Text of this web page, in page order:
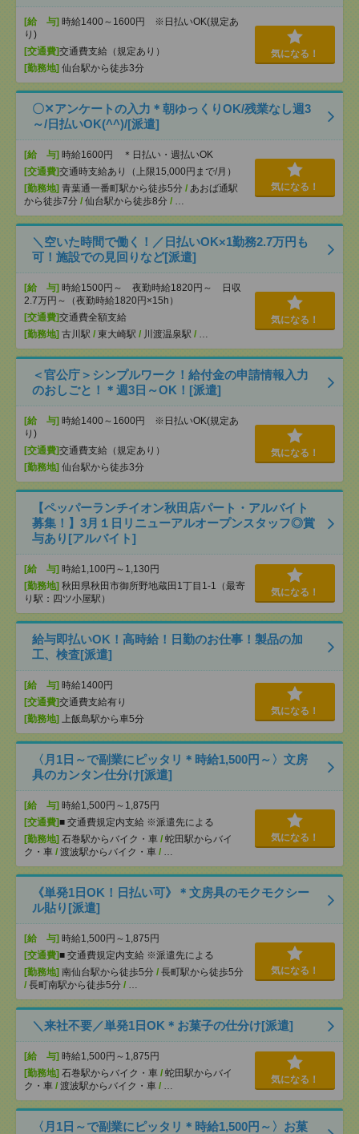
[給 与] 時給1400～1600円 ※日払いOK(規定あ
り)
[交通費]交通費支給（規定あり）
[勤務地] 仙台駅から徒歩3分
気になる！
〇✕アンケートの入力＊朝ゆっくりOK/残業なし週3
～/日払いOK(^^)/[派遣]
[給 与] 時給1600円 ＊日払い・週払いOK
[交通費]交通時支給あり（上限15,000円まで/月）
[勤務地] 青葉通一番町駅から徒歩5分 / あおば通駅
から徒歩7分 / 仙台駅から徒歩8分 / …
気になる！
＼空いた時間で働く！／日払いOK×1勤務2.7万円も
可！施設での見回りなど[派遣]
[給 与] 時給1500円～ 夜勤時給1820円～ 日収
2.7万円～（夜勤時給1820円×15h）
[交通費]交通費全額支給
[勤務地] 古川駅 / 東大崎駅 / 川渡温泉駅 / …
気になる！
＜官公庁＞シンプルワーク！給付金の申請情報入力
のおしごと！＊週3日～OK！[派遣]
[給 与] 時給1400～1600円 ※日払いOK(規定あ
り)
[交通費]交通費支給（規定あり）
[勤務地] 仙台駅から徒歩3分
気になる！
【ペッパーランチイオン秋田店パート・アルバイト
募集！】3月１日リニューアルオープンスタッフ◎賞
与あり[アルバイト]
[給 与] 時給1,100円～1,130円
[勤務地] 秋田県秋田市御所野地蔵田1丁目1-1（最寄
り駅：四ツ小屋駅）
気になる！
給与即払いOK！高時給！日勤のお仕事！製品の加
工、検査[派遣]
[給 与] 時給1400円
[交通費]交通費支給有り
[勤務地] 上飯島駅から車5分
気になる！
〈月1日～で副業にピッタリ＊時給1,500円～〉文房
具のカンタン仕分け[派遣]
[給 与] 時給1,500円～1,875円
[交通費]■ 交通費規定内支給 ※派遣先による
[勤務地] 石巻駅からバイク・車 / 蛇田駅からバイ
ク・車 / 渡波駅からバイク・車 / …
気になる！
《単発1日OK！日払い可》＊文房具のモクモクシー
ル貼り[派遣]
[給 与] 時給1,500円～1,875円
[交通費]■ 交通費規定内支給 ※派遣先による
[勤務地] 南仙台駅から徒歩5分 / 長町駅から徒歩5分
/ 長町南駅から徒歩5分 / …
気になる！
＼来社不要／単発1日OK＊お菓子の仕分け[派遣]
[給 与] 時給1,500円～1,875円
[勤務地] 石巻駅からバイク・車 / 蛇田駅からバイ
ク・車 / 渡波駅からバイク・車 / …
気になる！
〈月1日～で副業にピッタリ＊時給1,500円～〉お菓